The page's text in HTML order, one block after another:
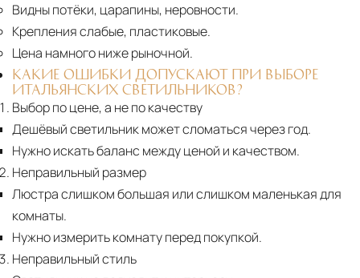
Видны потёки, царапины, неровности.
Крепления слабые, пластиковые.
Цена намного ниже рыночной.
КАКИЕ ОШИБКИ ДОПУСКАЮТ ПРИ ВЫБОРЕ
ИТАЛЬЯНСКИХ СВЕТИЛЬНИКОВ?
Выбор по цене, а не по качеству
Дешёвый светильник может сломаться через год.
Нужно искать баланс между ценой и качеством.
Неправильный размер
Люстра слишком большая или слишком маленькая для
комнаты.
Нужно измерить комнату перед покупкой.
Неправильный стиль